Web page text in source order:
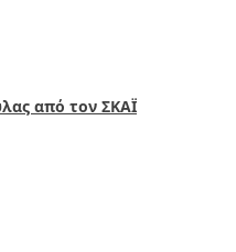
από τον ΣΚΑΪ